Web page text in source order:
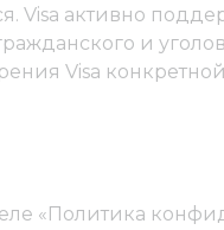
Visa активно
и
Visa
«Политика